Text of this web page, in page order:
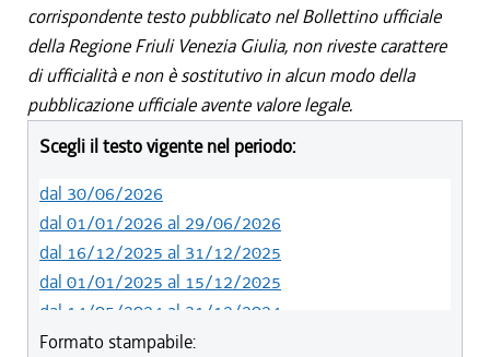
corrispondente testo pubblicato nel Bollettino ufficiale
della Regione Friuli Venezia Giulia, non riveste carattere
di ufficialità e non è sostitutivo in alcun modo della
pubblicazione ufficiale avente valore legale.
Scegli il testo vigente nel periodo:
dal 30/06/2026
dal 01/01/2026 al 29/06/2026
dal 16/12/2025 al 31/12/2025
dal 01/01/2025 al 15/12/2025
dal 14/05/2024 al 31/12/2024
dal 12/08/2023 al 13/05/2024
Formato stampabile: